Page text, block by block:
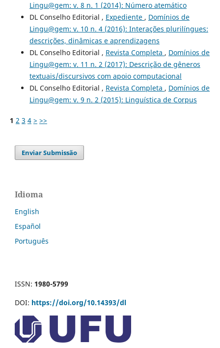
Lingu@gem: v. 8 n. 1 (2014): Número atemático
DL Conselho Editorial , Expediente , Domínios de
Lingu@gem: v. 10 n. 4 (2016): Interações plurilíngues:
descrições, dinâmicas e aprendizagens
DL Conselho Editorial , Revista Completa , Domínios de
Lingu@gem: v. 11 n. 2 (2017): Descrição de gêneros
textuais/discursivos com apoio computacional
DL Conselho Editorial , Revista Completa , Domínios de
Lingu@gem: v. 9 n. 2 (2015): Linguística de Corpus
1 2 3 4 > >>
Enviar Submissão
Idioma
English
Español
Português
ISSN: 1980-5799
DOI: https://doi.org/10.14393/dl